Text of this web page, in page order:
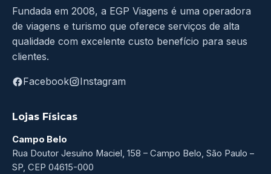
Fundada em 2008, a EGP Viagens é uma operadora
de viagens e turismo que oferece serviços de alta
qualidade com excelente custo benefício para seus
clientes.
Facebook Instagram
Lojas Físicas
Campo Belo
Rua Doutor Jesuíno Maciel, 158 – Campo Belo, São Paulo –
SP, CEP 04615-000